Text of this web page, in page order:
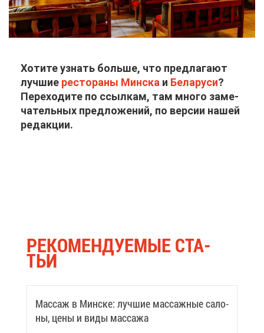
Хо­ти­те узнать боль­ше, что пред­ла­га­ют
луч­шие ре­сто­ра­ны Мин­ска и Бе­ла­ру­си?
Пе­ре­хо­ди­те по ссыл­кам, там мно­го за­ме­
ча­тель­ных пред­ло­же­ний, по вер­сии на­шей
ре­дак­ции.
РЕ­КО­МЕН­ДУ­Е­МЫЕ СТА­
ТЬИ
Мас­саж в Мин­ске: луч­шие мас­саж­ные са­ло­
ны, це­ны и ви­ды мас­са­жа